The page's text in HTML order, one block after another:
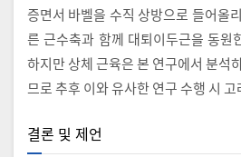
증면서 바벨을 수직 상방으로 들어올
른 근수축과 함께 대퇴이두근을 동원
하지만 상체 근육은 본 연구에서 분석
므로 추후 이와 유사한 연구 수행 시
결론 및 제언